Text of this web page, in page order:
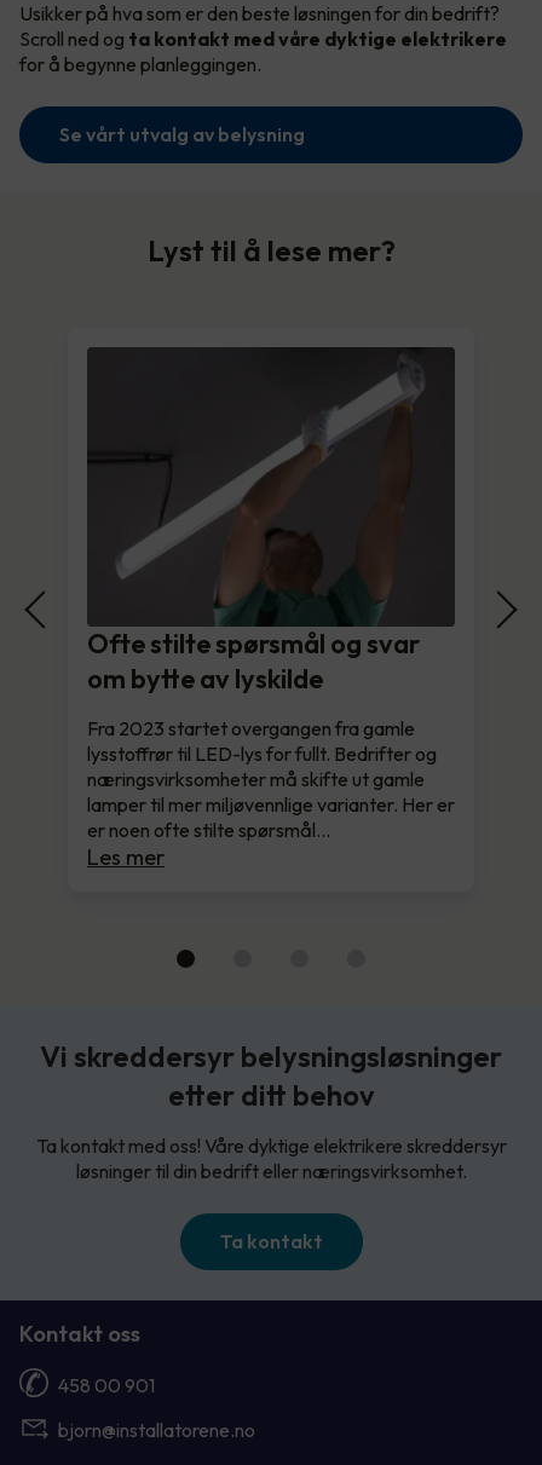
Usikker på hva som er den beste løsningen for din bedrift?
Scroll ned og ta kontakt med våre dyktige elektrikere
for å begynne planleggingen.
Se vårt utvalg av belysning
Lyst til å lese mer?
Ofte stilte spørsmål og svar
om bytte av lyskilde
Fra 2023 startet overgangen fra gamle
lysstoffrør til LED-lys for fullt. Bedrifter og
næringsvirksomheter må skifte ut gamle
lamper til mer miljøvennlige varianter. Her er
er noen ofte stilte spørsmål…
Les mer
Vi skreddersyr belysningsløsninger
etter ditt behov
Ta kontakt med oss! Våre dyktige elektrikere skreddersyr
løsninger til din bedrift eller næringsvirksomhet.
Ta kontakt
Kontakt oss
458 00 901
bjorn@installatorene.no